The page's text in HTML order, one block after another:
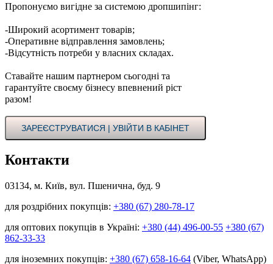
Пропонуємо вигідне за системою дропшипінг:
-Широкий асортимент товарів;
-Оперативне відправлення замовлень;
-Відсутність потреби у власних складах.
Ставайте нашим партнером сьогодні та
гарантуйте своєму бізнесу впевнений ріст
разом!
ЗАРЕЄСТРУВАТИСЯ | УВІЙТИ В КАБІНЕТ
Контакти
03134, м. Київ, вул. Пшенична, буд. 9
для роздрібних покупців: +380 (67) 280-78-17
для оптових покупців в Україні: +380 (44) 496-00-55 +380 (67)
862-33-33
для іноземних покупців: +380 (67) 658-16-64 (Viber, WhatsApp)